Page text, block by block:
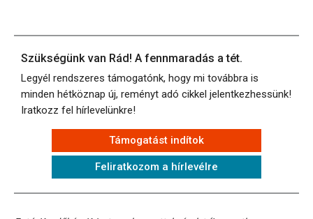
Szükségünk van Rád! A fennmaradás a tét.
Legyél rendszeres támogatónk, hogy mi továbbra is
minden hétköznap új, reményt adó cikkel jelentkezhessünk!
Iratkozz fel hírlevelünkre!
Támogatást indítok
Feliratkozom a hírlevélre